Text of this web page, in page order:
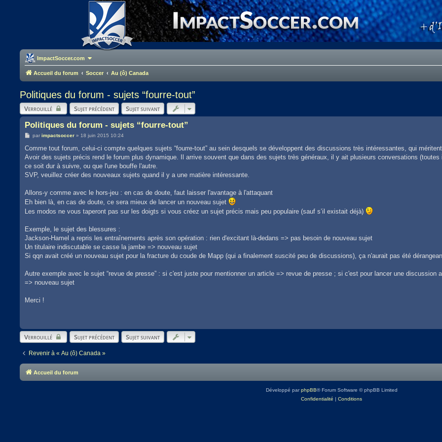
ImpactSoccer.com
Accueil du forum Soccer Au (ô) Canada
Politiques du forum - sujets “fourre-tout”
Verrouillé Sujet précédent Sujet suivant
Politiques du forum - sujets “fourre-tout”
M
s
a
g
parimpactsoccer » 18 juin 2015 10:24
Comme tout forum, celui-ci compte quelques sujets “fourre-tout” au sein desquels se développent des discussions très intéressantes, qui
Avoir des sujets précis rend le forum plus dynamique. Il arrive souvent que dans des sujets très généraux, il y ait plusieurs conversations (toutes
ce soit dur à suivre, ou que l'une bouffe l'autre.
SVP, veuillez créer des nouveaux sujets quand il y a une matière intéressante.
Allons-y comme avec le hors-jeu : en cas de doute, faut laisser l'avantage à l'attaquant
Eh bien là, en cas de doute, ce sera mieux de lancer un nouveau sujet
Les modos ne vous taperont pas sur les doigts si vous créez un sujet précis mais peu populaire (sauf s’il existait déjà)
Exemple, le sujet des blessures :
Jackson-Hamel a repris les entraînements après son opération : rien d'excitant là-dedans => pas besoin de nouveau sujet
Un titulaire indiscutable se casse la jambe => nouveau sujet
Si qqn avait créé un nouveau sujet pour la fracture du coude de Mapp (qui a finalement suscité peu de discussions), ça n'aurait pas été
Autre exemple avec le sujet “revue de presse” : si c'est juste pour mentionner un article => revue de presse ; si c'est pour lancer une discussion
=> nouveau sujet
Merci !
Verrouillé Sujet précédent Sujet suivant
Revenir à « Au (ô) Canada »
Accueil du forum
Développé parphpBB® Forum Software © phpBB Limited
Confidentialité | Conditions